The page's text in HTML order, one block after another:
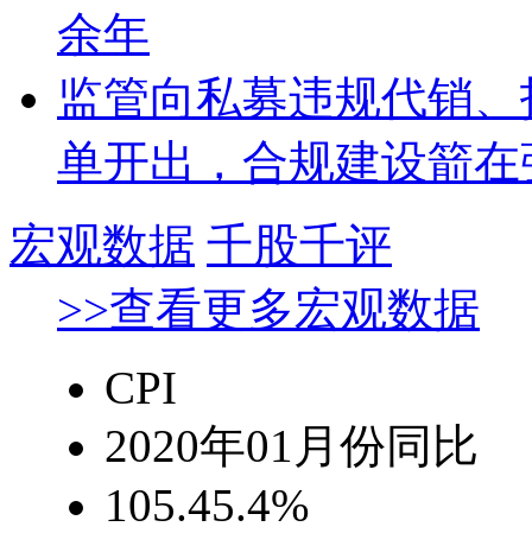
余年
监管向私募违规代销
单开出，合规建设箭在
宏观数据 千股千评
>>查看更多宏观数据
CPI
2020年01月份同比
105.45.4%